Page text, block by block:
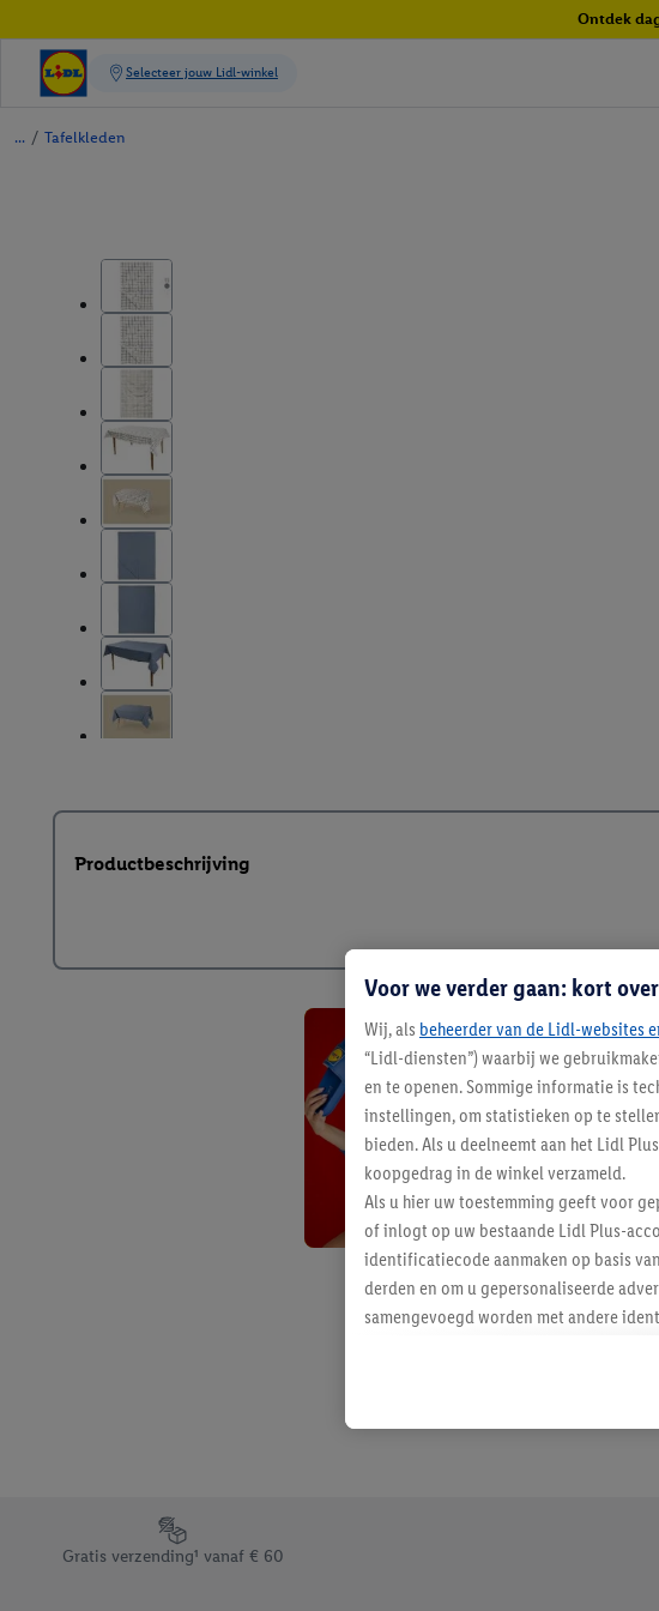
Ontdek
/ Tafelkleden
Productbeschrijving
Footerelement met de verschillende USPs van Lidl.be
Gratis verzending¹ vanaf € 60
Voor we verder gaan: kort
Wij, als beheerder van de Lidl-websites
“Lidl-diensten”) waarbij we
en te openen. Sommige informatie is
instellingen, om statistieken op te
bieden. Als u deelneemt aan het Lidl
koopgedrag in de winkel verzameld.
Als u hier uw toestemming geeft voor
of inlogt op uw bestaande Lidl Plus-
identificatiecode aanmaken op basis
derden en om u gepersonaliseerde
samengevoegd worden met andere
Als u hiermee akkoord gaat, kunnen
u interesse hebt getoond
niet te kopen), ook op verschillende
Onder “Aanpassen” kunt u individuele
Door op “weigeren” te klikken, kunt u
“aanvaarden” te klikken, stemt u in